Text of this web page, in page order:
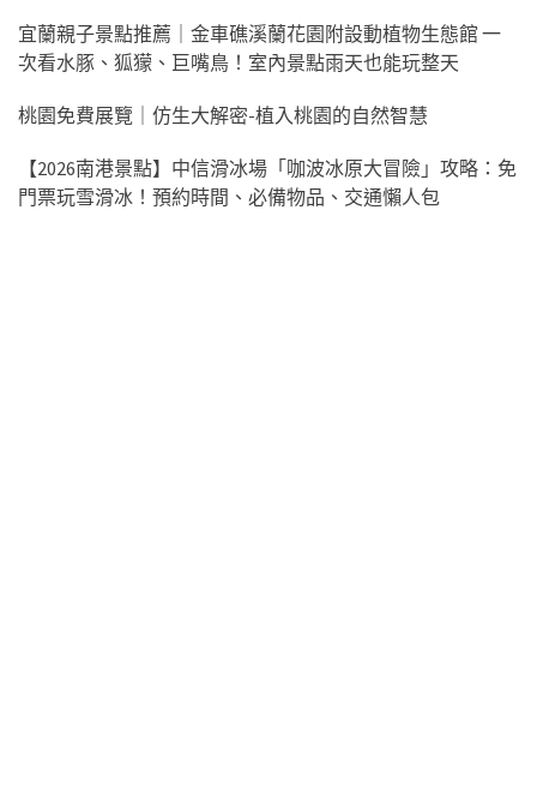
宜蘭親子景點推薦｜金車礁溪蘭花園附設動植物生態館 一
次看水豚、狐獴、巨嘴鳥！室內景點雨天也能玩整天
桃園免費展覽｜仿生大解密-植入桃園的自然智慧
【2026南港景點】中信滑冰場「咖波冰原大冒險」攻略：免
門票玩雪滑冰！預約時間、必備物品、交通懶人包